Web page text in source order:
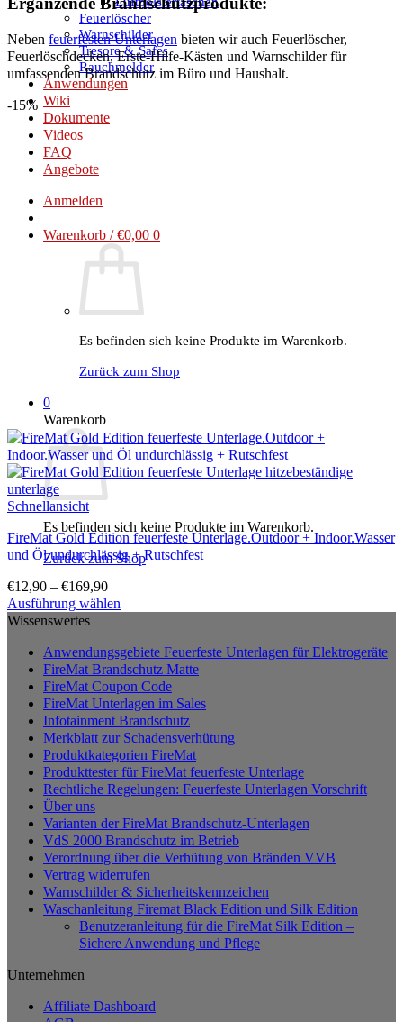
Feuerlöscher
Warnschilder
Tresore & Safes
Rauchmelder
Anwendungen
Wiki
Dokumente
Videos
FAQ
Angebote
Anmelden
Warenkorb /€0,00 0
Es befinden sich keine Produkte im Warenkorb.
Zurück zum Shop
0
Warenkorb
Es befinden sich keine Produkte im Warenkorb.
Zurück zum Shop
Neben feuerfesten Unterlagen bieten wir auch Feuerlöscher,
Feuerlöschdecken, Erste-Hilfe-Kästen und Warnschilder für
umfassenden Brandschutz im Büro und Haushalt.
-15%
Schnellansicht
FireMat Gold Edition feuerfeste Unterlage.Outdoor + Indoor.Wasser
und Öl undurchlässig + Rutschfest
€12,90 – €169,90
Ausführung wählen
Dieses
weist
mehrere
Varianten
Optionen
können
Produktseite
gewählt
werden
Wissenswertes
Anwendungsgebiete Feuerfeste Unterlagen für Elektrogeräte
FireMat Brandschutz Matte
FireMat Coupon Code
FireMat Unterlagen im Sales
Infotainment Brandschutz
Merkblatt zur Schadensverhütung
Produktkategorien FireMat
Produkttester für FireMat feuerfeste Unterlage
Rechtliche Regelungen: Feuerfeste Unterlagen Vorschrift
Über uns
Varianten der FireMat Brandschutz-Unterlagen
VdS 2000 Brandschutz im Betrieb
Verordnung über die Verhütung von Bränden VVB
Vertrag widerrufen
Warnschilder & Sicherheitskennzeichen
Waschanleitung Firemat Black Edition und Silk Edition
Benutzeranleitung für die FireMat Silk Edition –
Sichere Anwendung und Pflege
Unternehmen
Affiliate Dashboard